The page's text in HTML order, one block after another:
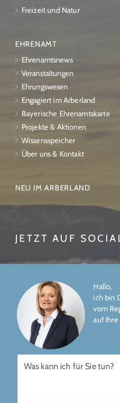
Hallo,
ich bin
vom
auf Ihre
Freizeit und Natur
EHRENAMT
Ehrenamtsnews
Veranstaltungen
Ehrungswesen
Engagiert im Arberland
Bayerische Ehrenamtskarte
Projekte & Aktionen
Wissensspeicher
Über uns & Kontakt
NEU IM ARBERLAND
JETZT AUF